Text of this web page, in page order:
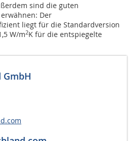
sind die guten
Der
liegt für die Standardversion
W/m2K für die entspiegelte
GmbH